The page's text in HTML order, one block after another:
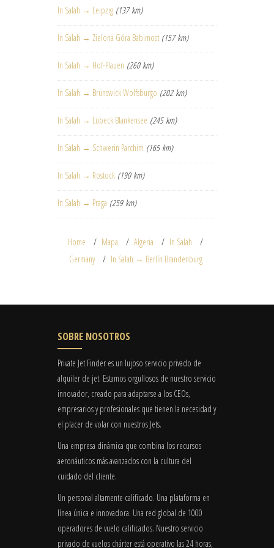
In Salah → Leipzig (137 km)
In Salah → Zielona Góra Babimost (157 km)
In Salah → Hof-Plauen (260 km)
In Salah → Brunswick Wolfsburgo (202 km)
In Salah → Lübeck Blankensee (245 km)
In Salah → Schwerin Parchim (165 km)
In Salah → Rostock (190 km)
In Salah → Praga (259 km)
Home Mapa Algeria
In Salah
Germany
In Salah → Berlín Brandenburg
SOBRE NOSOTROS
Private Jet Finder es un lujoso servicio privado de
alquiler de jet. Estamos orgullosos de nuestro servicio
innovador, creado para adaptarse a los CEOs,
empresarios y profesionales que tienen la necesidad y
el placer de volar con nuestros Jets.
Una empresa dinámica que combina los recursos
aeronáuticos más avanzados con la cultura del
cuidado del cliente.
Un personal altamente calificado. Una plataforma en
línea única e innovadora. Una red global de 1000
operadores de vuelo calificados. Nuestro servicio
privado de vuelos chárter está operativo las 24 horas,